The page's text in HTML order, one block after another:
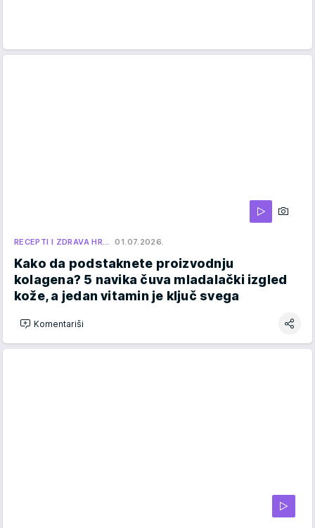
RECEPTI I ZDRAVA HR… 01.07.2026.
Kako da podstaknete proizvodnju
kolagena? 5 navika čuva mladalački izgled
kože, a jedan vitamin je ključ svega
Komentariši